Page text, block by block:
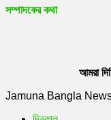
সম্পাদকের কথা
আমরা
Jamuna Bangla